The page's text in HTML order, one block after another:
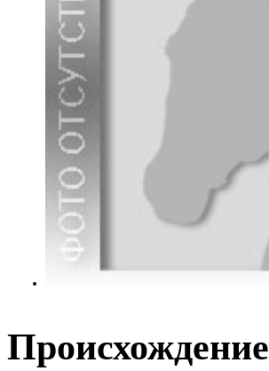
Происхождение